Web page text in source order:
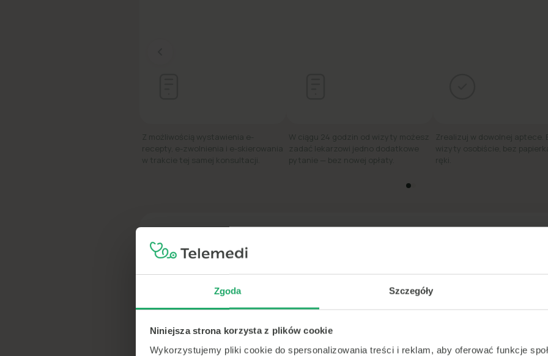
Zgoda Szczegóły
Niniejsza strona korzysta z plików cookie
Wykorzystujemy pliki cookie do spersonalizowania treści i reklam, aby oferować funkcje
Z możliwością wystawienia e-
recepty, e-zwolnienia i e-skierowania
w trakcie tej samej konsultacji.
W ciągu 24 godzin od wizyty możesz
zadać lekarzowi jedno dodatkowe
pytanie — bez nowej opłaty.
Zrealizuj w dowolnej aptece.
wizyty osobiście, bez
ręki.
Telemedi #1 w szybkiej poradzie lekarskiej online w
600+
lekarzy
<15m